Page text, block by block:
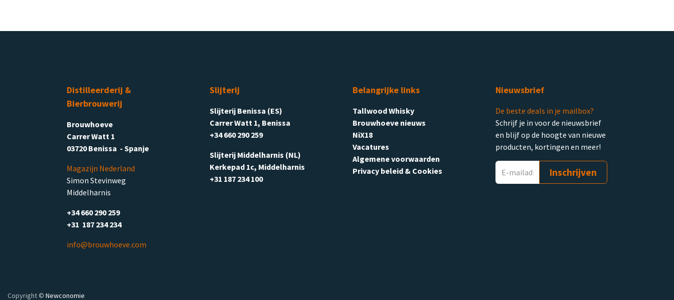
Distilleerderij &
Bierbrouwerij
Brouwhoeve
Carrer Watt 1
03720 Benissa - Spanje
Magazijn Nederland
Simon Stevinweg
Middelharnis
+34 660 290 259
+31 187 234 234
info@brouwhoeve.com
Slijterij
Slijterij Benissa (ES)
Carrer Watt 1, Benissa
+34 660 290 259
Slijterij Middelharnis (NL)
Kerkepad 1c, Middelharnis
+31 187 234 100
Belangrijke links
Tallwood Whisky
Brouwhoeve nieuws
NiX18
Vacatures
Algemene voorwaarden
Privacy beleid & Cookies
Nieuwsbrief
De beste deals in je mailbox?
Schrijf je in voor de nieuwsbrief
en blijf op de hoogte van nieuwe
producten, kortingen en meer!
Inschrijven
Copyright © Newconomie